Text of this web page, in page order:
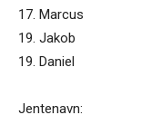
17. Marcus
19. Jakob
19. Daniel
Jentenavn: